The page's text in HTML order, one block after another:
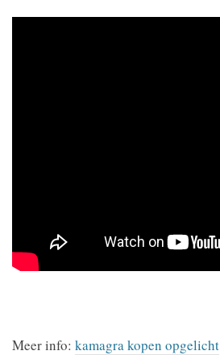
Meer info: kamagra kopen opgelicht